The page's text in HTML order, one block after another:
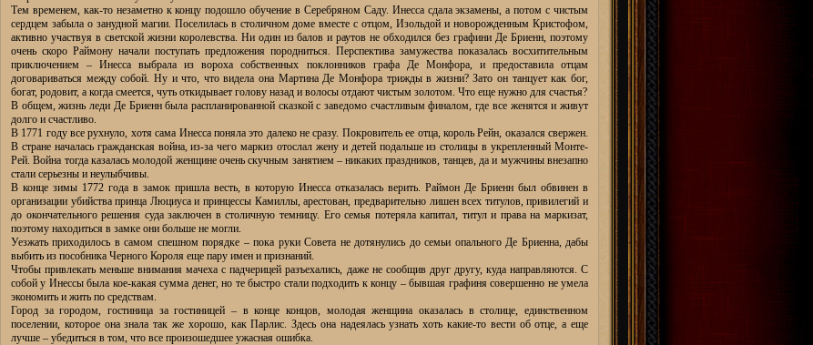
Тем временем, как-то незаметно к концу подошло обучение в Серебряном Саду. Инесса сдала экзамены, а потом с чистым
сердцем забыла о занудной магии. Поселилась в столичном доме вместе с отцом, Изольдой и новорожденным Кристофом,
активно участвуя в светской жизни королевства. Ни один из балов и раутов не обходился без графини Де Бриенн, поэтому
очень скоро Раймону начали поступать предложения породниться. Перспектива замужества показалась восхитительным
приключением – Инесса выбрала из вороха собственных поклонников графа Де Монфора, и предоставила отцам
договариваться между собой. Ну и что, что видела она Мартина Де Монфора трижды в жизни? Зато он танцует как бог,
богат, родовит, а когда смеется, чуть откидывает голову назад и волосы отдают чистым золотом. Что еще нужно для счастья?
В общем, жизнь леди Де Бриенн была распланированной сказкой с заведомо счастливым финалом, где все женятся и живут
долго и счастливо.
В 1771 году все рухнуло, хотя сама Инесса поняла это далеко не сразу. Покровитель ее отца, король Рейн, оказался свержен.
В стране началась гражданская война, из-за чего маркиз отослал жену и детей подальше из столицы в укрепленный Монте-
Рей. Война тогда казалась молодой женщине очень скучным занятием – никаких праздников, танцев, да и мужчины внезапно
стали серьезны и неулыбчивы.
В конце зимы 1772 года в замок пришла весть, в которую Инесса отказалась верить. Раймон Де Бриенн был обвинен в
организации убийства принца Люциуса и принцессы Камиллы, арестован, предварительно лишен всех титулов, привилегий и
до окончательного решения суда заключен в столичную темницу. Его семья потеряла капитал, титул и права на маркизат,
поэтому находиться в замке они больше не могли.
Уезжать приходилось в самом спешном порядке – пока руки Совета не дотянулись до семьи опального Де Бриенна, дабы
выбить из пособника Черного Короля еще пару имен и признаний.
Чтобы привлекать меньше внимания мачеха с падчерицей разъехались, даже не сообщив друг другу, куда направляются. С
собой у Инессы была кое-какая сумма денег, но те быстро стали подходить к концу – бывшая графиня совершенно не умела
экономить и жить по средствам.
Город за городом, гостиница за гостиницей – в конце концов, молодая женщина оказалась в столице, единственном
поселении, которое она знала так же хорошо, как Парлис. Здесь она надеялась узнать хоть какие-то вести об отце, а еще
лучше – убедиться в том, что все произошедшее ужасная ошибка.